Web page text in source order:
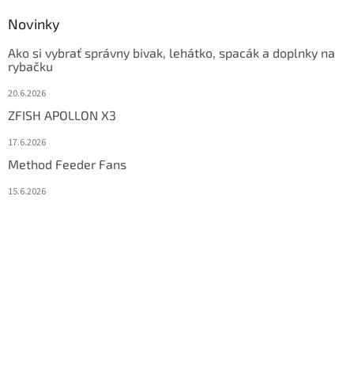
Novinky
Ako si vybrať správny bivak, lehátko, spacák a doplnky na
rybačku
20.6.2026
ZFISH APOLLON X3
17.6.2026
Method Feeder Fans
15.6.2026